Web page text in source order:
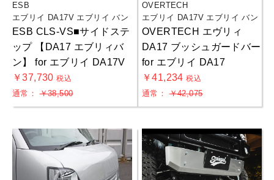
ESB
エブリイ DA17V エブリイ バン
ESB CLS-VS■サイドステ
ップ 【DA17 エブリィバ
ン】 for エブリイ DA17V
￥37,730税込
通常：￥38,500
OVERTECH
エブリイ DA17V エブリイ バン
OVERTECH エヴリィ
DA17 ブッシュガードバー
for エブリイ DA17
￥41,234税込
通常：￥42,075